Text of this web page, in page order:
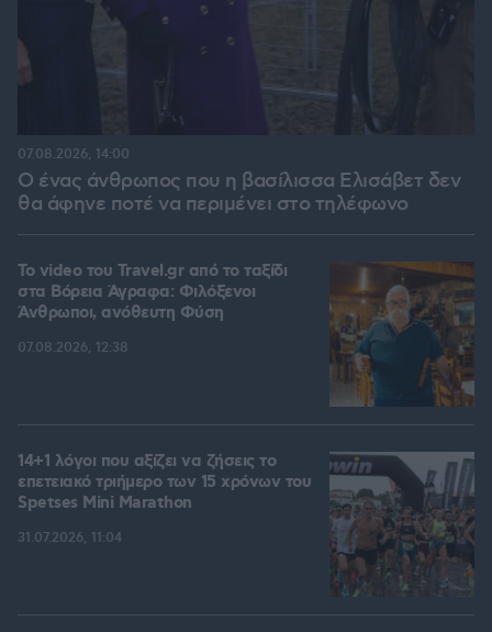
Ο ένας άνθρωπος που η βασίλισσα Ελισάβετ δεν
θα άφηνε ποτέ να περιμένει στο τηλέφωνο
07.08.2026, 14:00
To video του Travel.gr από το ταξίδι
στα Βόρεια Άγραφα: Φιλόξενοι
Άνθρωποι, ανόθευτη Φύση
07.08.2026, 12:38
14+1 λόγοι που αξίζει να ζήσεις το
επετειακό τριήμερο των 15 χρόνων του
Spetses Mini Marathon
31.07.2026, 11:04